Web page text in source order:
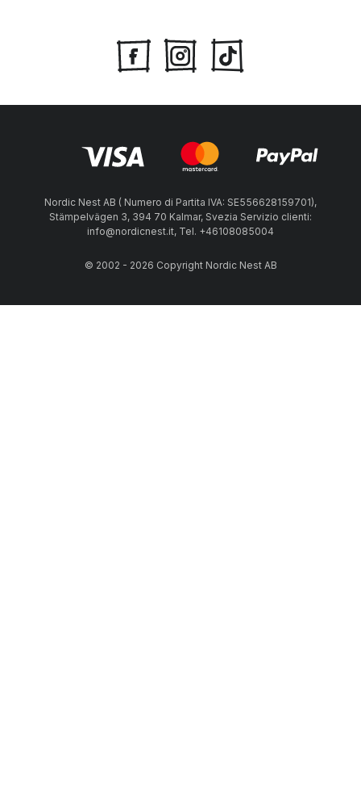
Nordic Nest AB ( Numero di Partita IVA: SE556628159701),
Stämpelvägen 3, 394 70 Kalmar, Svezia Servizio clienti:
info@nordicnest.it, Tel. +46108085004
© 2002 - 2026 Copyright Nordic Nest AB